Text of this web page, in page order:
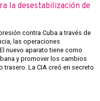
la desestabilización de
contra Cuba a través de
las operaciones
nuevo aparato tiene como
y promover los cambios
La CIA creó en secreto